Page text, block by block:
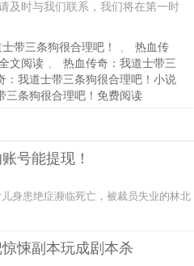
及时与我们联系，我们将在第一时
带三条狗很合理吧！ 、
热血传
文阅读 、
热血传奇：我道士带三
：我道士带三条狗很合理吧！小说
三条狗很合理吧！免费阅读
号能提现！
身患绝症濒临死亡，被裁员失业的林北
悚副本玩成剧本杀